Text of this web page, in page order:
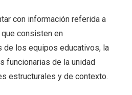
con información referida a
consisten en
de los equipos educativos, la
funcionarias de la unidad
estructurales y de contexto.